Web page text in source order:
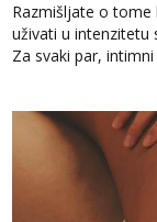
Razmišljate o
uživati ​​u intenzitetu
Za svaki par,